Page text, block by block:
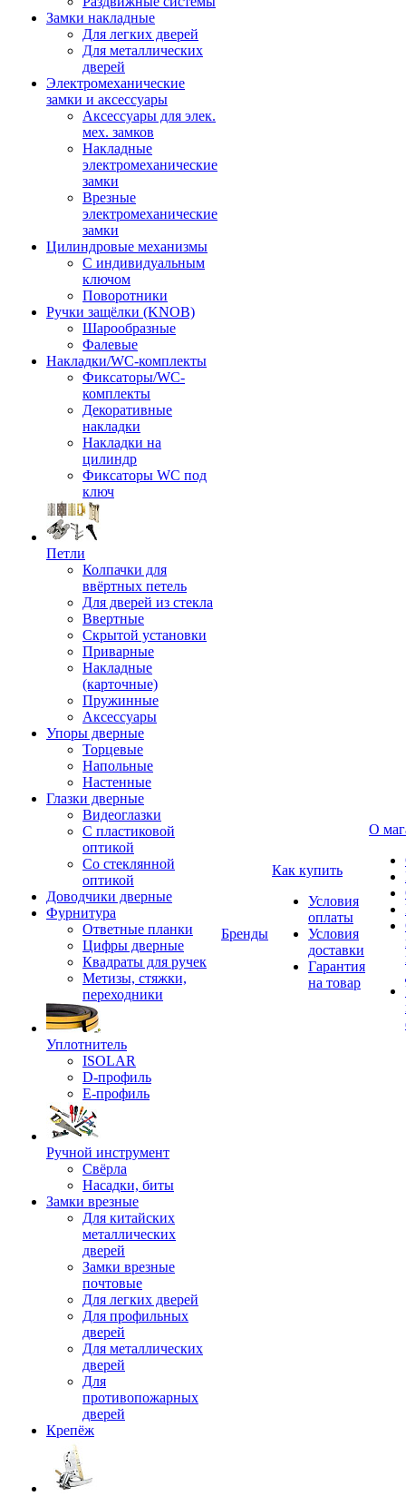
Замки накладные
Для легких дверей
Для металлических
дверей
Электромеханические
замки и аксессуары
Аксессуары для элек.
мех. замков
Накладные
электромеханические
замки
Врезные
электромеханические
замки
Цилиндровые механизмы
С индивидуальным
ключом
Поворотники
Ручки защёлки (KNOB)
Шарообразные
Фалевые
Накладки/WC-комплекты
Фиксаторы/WC-
комплекты
Декоративные
накладки
Накладки на
цилиндр
Фиксаторы WC под
ключ
Петли
Колпачки для
ввёртных петель
Для дверей из стекла
Ввертные
Скрытой установки
Приварные
Накладные
(карточные)
Пружинные
Аксессуары
Упоры дверные
Торцевые
Напольные
Настенные
Глазки дверные
Видеоглазки
С пластиковой
оптикой
Со стеклянной
оптикой
Доводчики дверные
Фурнитура
Ответные планки
Цифры дверные
Квадраты для ручек
Метизы, стяжки,
переходники
Уплотнитель
ISOLAR
D-профиль
Е-профиль
Ручной инструмент
Свёрла
Насадки, биты
Замки врезные
Для китайских
металлических
дверей
Замки врезные
почтовые
Для легких дверей
Для профильных
дверей
Для металлических
дверей
Для
противопожарных
дверей
Крепёж
Бренды
Как купить
Условия
оплаты
Условия
доставки
Гарантия
на товар
О